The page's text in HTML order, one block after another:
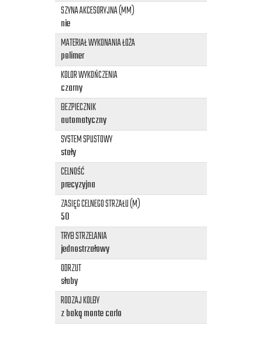
SZYNA AKCESORYJNA (MM)
nie
MATERIAŁ WYKONANIA ŁOŻA
polimer
KOLOR WYKOŃCZENIA
czarny
BEZPIECZNIK
automatyczny
SYSTEM SPUSTOWY
stały
CELNOŚĆ
precyzyjna
ZASIĘG CELNEGO STRZAŁU (M)
50
TRYB STRZELANIA
jednostrzałowy
ODRZUT
słaby
RODZAJ KOLBY
z baką monte carlo